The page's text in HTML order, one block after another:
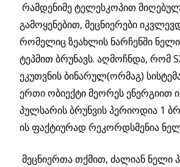
რამდენიმე ტელესკოპით
გამოყენებით, მეცნიერები
რომელიც ზეახლის ნარჩენში ნელი
ტეპმით ბრუნავს. აღმოჩნდა, რომ
ეკუთვნის ბინარულ(ორმაგ)
ერთი ობიექტი მეორეს ენერგიით
პულსარის ბრუნვის პერიოდია 1
ის ფაქტიურად რეკორდსმენია ნელ
მეცნიერთა თქმით, ძალიან ნელი